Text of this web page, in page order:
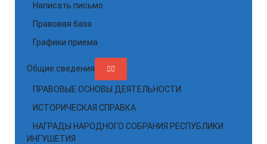
Написать письмо
Правовая база
Графики приема
Общие сведения
ПРАВОВЫЕ ОСНОВЫ ДЕЯТЕЛЬНОСТИ
ИСТОРИЧЕСКАЯ СПРАВКА
НАГРАДЫ НАРОДНОГО СОБРАНИЯ РЕСПУБЛИКИ
ИНГУШЕТИЯ